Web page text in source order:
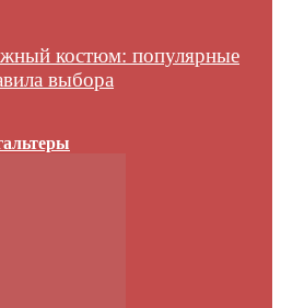
костюм: популярные
выбора